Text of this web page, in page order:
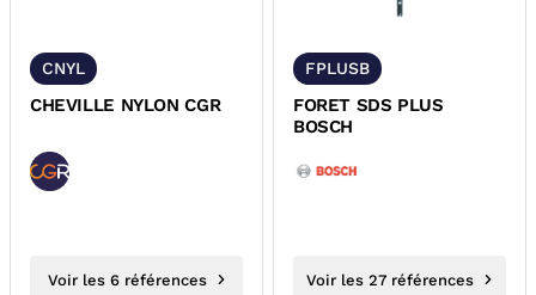
CNYL
CHEVILLE NYLON CGR
Voir les 6 références
FPLUSB
FORET SDS PLUS
BOSCH
Voir les 27 références